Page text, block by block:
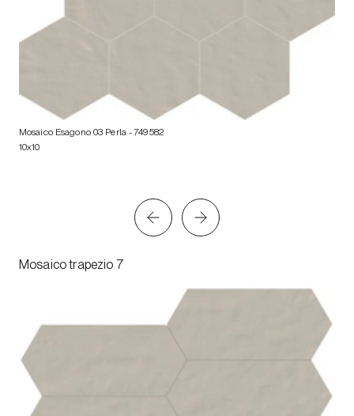
Mosaico Esagono 03 Perla- 749582
10x10
Mosaico trapezio 7